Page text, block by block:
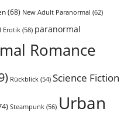
(68) New Adult Paranormal (62)
Erotik (58) paranormal
Romance
Rückblick (54) Science Fiction
Steampunk (56) Urban